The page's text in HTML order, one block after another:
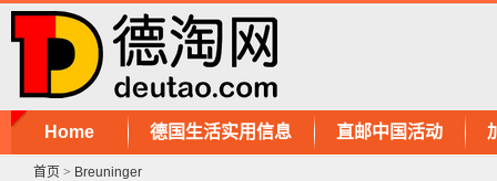
Home 德国生活实用信息 直邮中国活动
首页 > Breuninger